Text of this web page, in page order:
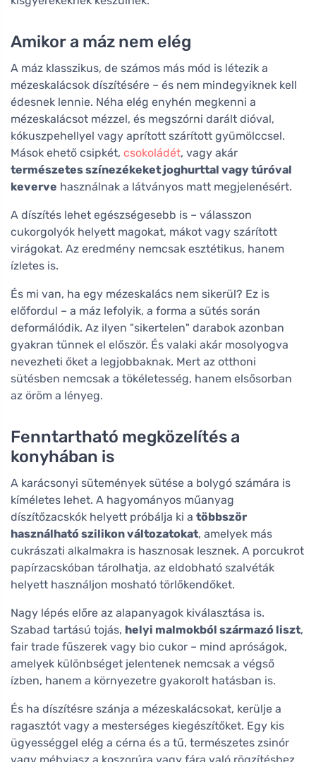
Amikor a máz nem elég
A máz klasszikus, de számos más mód is létezik a
mézeskalácsok díszítésére – és nem mindegyiknek kell
édesnek lennie. Néha elég enyhén megkenni a
mézeskalácsot mézzel, és megszórni darált dióval,
kókuszpehellyel vagy aprított szárított gyümölccsel.
Mások ehető csipkét, csokoládét, vagy akár
természetes színezékeket joghurttal vagy túróval
keverve használnak a látványos matt megjelenésért.
A díszítés lehet egészségesebb is – válasszon
cukorgolyók helyett magokat, mákot vagy szárított
virágokat. Az eredmény nemcsak esztétikus, hanem
ízletes is.
És mi van, ha egy mézeskalács nem sikerül? Ez is
előfordul – a máz lefolyik, a forma a sütés során
deformálódik. Az ilyen "sikertelen" darabok azonban
gyakran tűnnek el először. És valaki akár mosolyogva
nevezheti őket a legjobbaknak. Mert az otthoni
sütésben nemcsak a tökéletesség, hanem elsősorban
az öröm a lényeg.
Fenntartható megközelítés a
konyhában is
A karácsonyi sütemények sütése a bolygó számára is
kíméletes lehet. A hagyományos műanyag
díszítőzacskók helyett próbálja ki a többször
használható szilikon változatokat, amelyek más
cukrászati alkalmakra is hasznosak lesznek. A porcukrot
papírzacskóban tárolhatja, az eldobható szalvéták
helyett használjon mosható törlőkendőket.
Nagy lépés előre az alapanyagok kiválasztása is.
Szabad tartású tojás, helyi malmokból származó liszt,
fair trade fűszerek vagy bio cukor – mind apróságok,
amelyek különbséget jelentenek nemcsak a végső
ízben, hanem a környezetre gyakorolt hatásban is.
És ha díszítésre szánja a mézeskalácsokat, kerülje a
ragasztót vagy a mesterséges kiegészítőket. Egy kis
ügyességgel elég a cérna és a tű, természetes zsinór